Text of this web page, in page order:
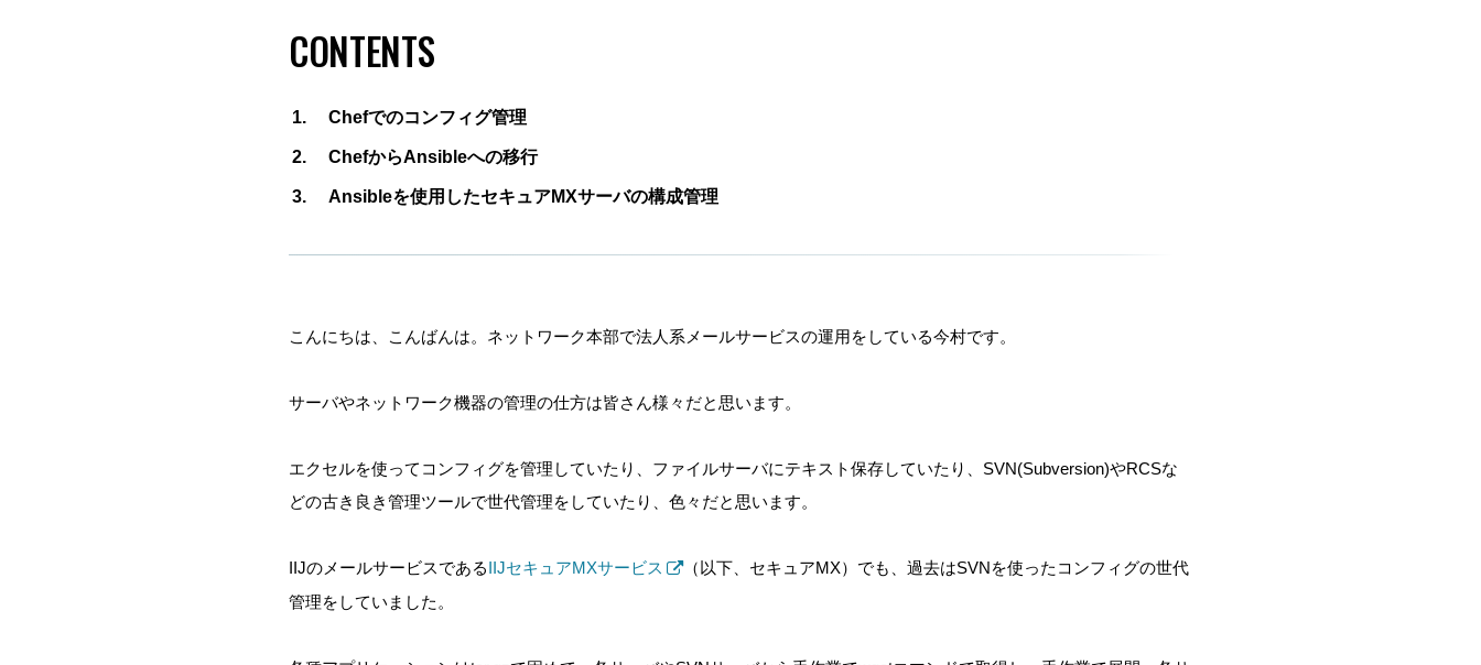
CONTENTS
Chefでのコンフィグ管理
ChefからAnsibleへの移行
Ansibleを使用したセキュアMXサーバの構成管理
こんにちは、こんばんは。ネットワーク本部で法人系メールサービスの運用をしている今村です。
サーバやネットワーク機器の管理の仕方は皆さん様々だと思います。
エクセルを使ってコンフィグを管理していたり、ファイルサーバにテキスト保存していたり、SVN(Subversion)やRCSな
どの古き良き管理ツールで世代管理をしていたり、色々だと思います。
IIJのメールサービスであるIIJセキュアMXサービス
（以下、セキュアMX）でも、過去はSVNを使ったコンフィグの世代
管理をしていました。